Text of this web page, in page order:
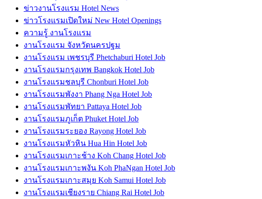
ข่าวงานโรงแรม Hotel News
ข่าวโรงแรมเปิดใหม่ New Hotel Openings
ความรู้ งานโรงแรม
งานโรงแรม จังหวัดนครปฐม
งานโรงแรม เพชรบุรี Phetchaburi Hotel Job
งานโรงแรมกรุงเทพ Bangkok Hotel Job
งานโรงแรมชลบุรี Chonburi Hotel Job
งานโรงแรมพังงา Phang Nga Hotel Job
งานโรงแรมพัทยา Pattaya Hotel Job
งานโรงแรมภูเก็ต Phuket Hotel Job
งานโรงแรมระยอง Rayong Hotel Job
งานโรงแรมหัวหิน Hua Hin Hotel Job
งานโรงแรมเกาะช้าง Koh Chang Hotel Job
งานโรงแรมเกาะพงัน Koh PhaNgan Hotel Job
งานโรงแรมเกาะสมุย Koh Samui Hotel Job
งานโรงแรมเชียงราย Chiang Rai Hotel Job